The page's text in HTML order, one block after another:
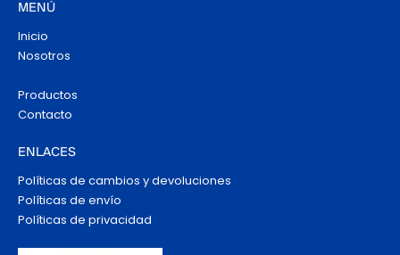
MENÚ
Inicio
Nosotros
Productos
Contacto
ENLACES
Políticas de cambios y devoluciones
Políticas de envío
Políticas de privacidad